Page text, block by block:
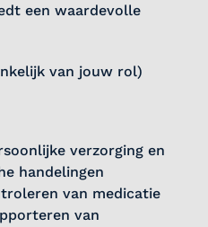
een waardevolle
van jouw rol)
verzorging en
handelingen
van medicatie
van